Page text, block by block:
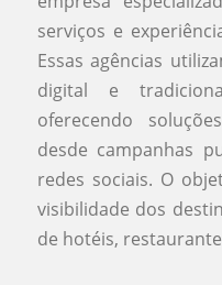
serviços e
Essas agências
digital e
oferecendo
desde campanhas
redes sociais. O
visibilidade dos
de hotéis,